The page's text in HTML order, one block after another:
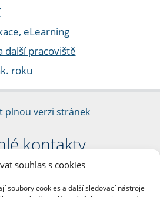
souhlas s cookies
soubory cookies a další sledovací nástroje
eLearning
další pracoviště
roku
plnou verzi stránek
kontakty
fakulta
Jana Palacha 1/2